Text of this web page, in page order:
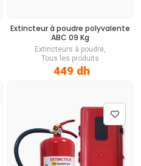
Extincteur à poudre polyvalente
ABC 09 Kg
Extincteurs à poudre,
Tous les produits
449 dh